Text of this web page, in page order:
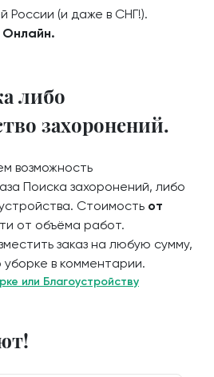
России (и даже в СНГ!).
Онлайн.
либо
захоронений.
возможность
Поиска захоронений, либо
Стоимость от
от объёма работ.
заказ на любую сумму,
уборке в комментарии.
или Благоустройству